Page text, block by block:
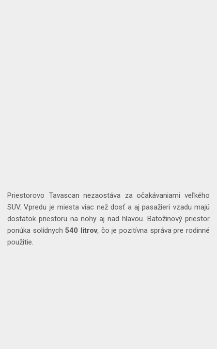
Priestorovo Tavascan nezaostáva za očakávaniami veľkého
SUV. Vpredu je miesta viac než dosť a aj pasažieri vzadu majú
dostatok priestoru na nohy aj nad hlavou. Batožinový priestor
ponúka solídnych 540 litrov, čo je pozitívna správa pre rodinné
použitie.